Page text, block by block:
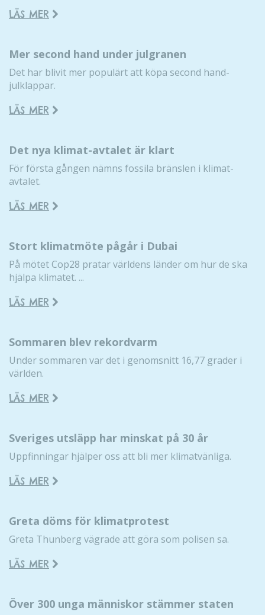
LÄS MER
Mer second hand under julgranen
Det har blivit mer populärt att köpa second hand-
julklappar.
LÄS MER
Det nya klimat-avtalet är klart
För första gången nämns fossila bränslen i klimat-
avtalet.
LÄS MER
Stort klimatmöte pågår i Dubai
På mötet Cop28 pratar världens länder om hur de ska
hjälpa klimatet. ...
LÄS MER
Sommaren blev rekordvarm
Under sommaren var det i genomsnitt 16,77 grader i
världen.
LÄS MER
Sveriges utsläpp har minskat på 30 år
Uppfinningar hjälper oss att bli mer klimatvänliga.
LÄS MER
Greta döms för klimatprotest
Greta Thunberg vägrade att göra som polisen sa.
LÄS MER
Över 300 unga människor stämmer staten
går inte att
välja bort. De
hemsidans
och
används.